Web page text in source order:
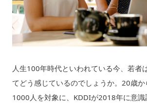
人生100年時代といわれている今、若者
てどう感じているのでしょうか。20歳
1000人を対象に、KDDIが2018年に意識